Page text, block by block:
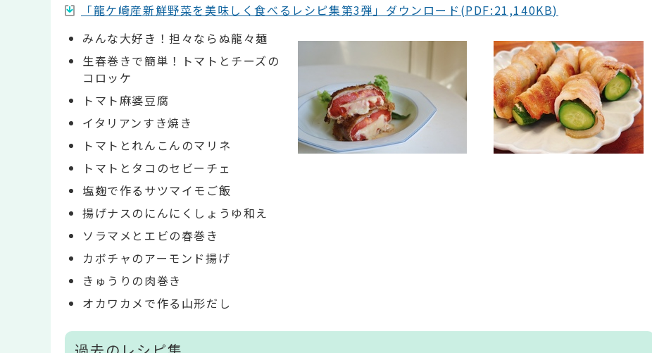
「龍ケ崎産新鮮野菜を美味しく食べるレシピ集第3弾」ダウンロード(PDF:21,140KB)
みんな大好き！担々ならぬ龍々麺
生春巻きで簡単！トマトとチーズの
コロッケ
トマト麻婆豆腐
イタリアンすき焼き
トマトとれんこんのマリネ
トマトとタコのセビーチェ
塩麹で作るサツマイモご飯
揚げナスのにんにくしょうゆ和え
ソラマメとエビの春巻き
カボチャのアーモンド揚げ
きゅうりの肉巻き
オカワカメで作る山形だし